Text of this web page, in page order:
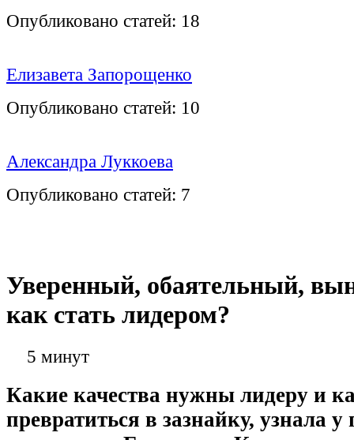
Опубликовано статей: 18
Елизавета Запорощенко
Опубликовано статей: 10
Александра Луккоева
Опубликовано статей: 7
Уверенный, обаятельный,
как стать лидером?
5 минут
Какие качества нужны лидеру и
превратиться в зазнайку, узнала у